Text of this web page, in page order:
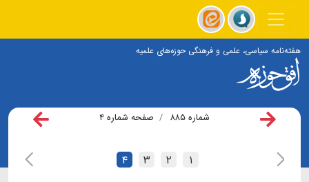
هفته‌نامه سیاسی، علمی و فرهنگی حوزه‌های علمیه
شماره ۸۸۵ صفحه شماره ۴
۱ ۲ ۳ ۴